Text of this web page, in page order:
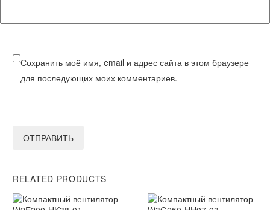
Сохранить моё имя, email и адрес сайта в этом браузере
для последующих моих комментариев.
ОТПРАВИТЬ
RELATED PRODUCTS